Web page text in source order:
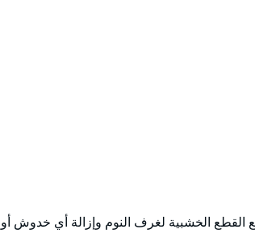
الخشبية لغرف النوم وإزالة أي خدوش أو